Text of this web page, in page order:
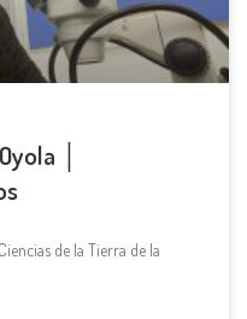
│
de la Tierra de la